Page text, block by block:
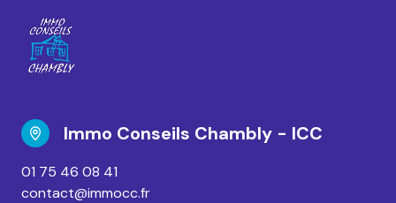
Immo Conseils Chambly - ICC
01 75 46 08 41
contact@immocc.fr